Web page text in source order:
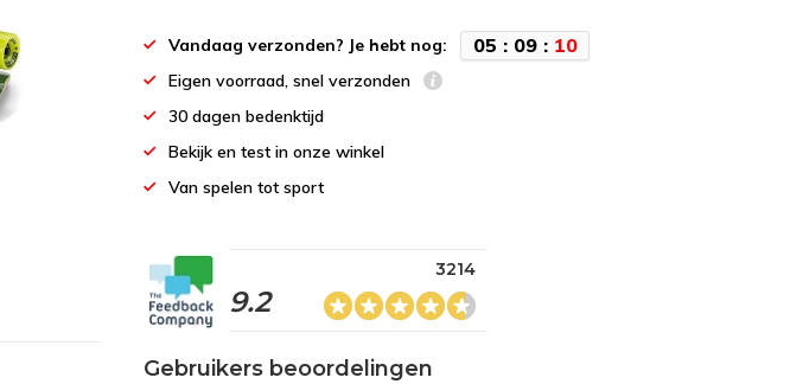
Vandaag verzonden? Je hebt nog: 05 : 09: 10
Eigen voorraad, snel verzonden
30 dagen bedenktijd
Bekijk en test in onze winkel
Van spelen tot sport
9.2
3214
Gebruikers beoordelingen